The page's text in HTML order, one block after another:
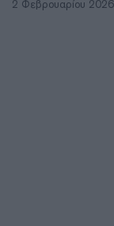
2 Φεβρουαρίου 2026